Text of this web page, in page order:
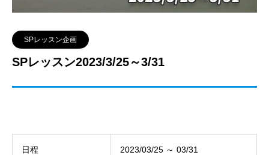
SPレッスン企画
SPレッスン2023/3/25～3/31
日程 2023/03/25 ～ 03/31